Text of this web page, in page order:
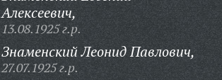
Алексеевич,
13.08.1925 г.р.
Знаменский Леонид Павлович,
27.07.1925 г.р.